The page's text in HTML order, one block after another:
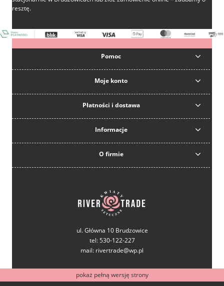
resztę.
Pomoc
Moje konto
Płatności i dostawa
Informacje
O firmie
ul. Główna 10 Brudzowice
tel: 530-122-227
mail: rivertrade@wp.pl
pokaż pełną wersję strony